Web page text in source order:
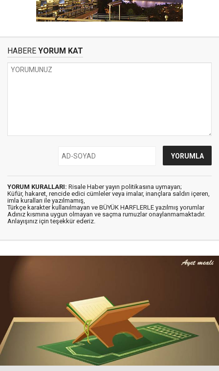
HABERE YORUM KAT
YORUM KURALLARI: Risale Haber yayın politikasına uymayan;
Küfür, hakaret, rencide edici cümleler veya imalar, inançlara saldırı içeren,
imla kuralları ile yazılmamış,
Türkçe karakter kullanılmayan ve BÜYÜK HARFLERLE yazılmış yorumlar
Adınız kısmına uygun olmayan ve saçma rumuzlar onaylanmamaktadır.
Anlayışınız için teşekkür ederiz.